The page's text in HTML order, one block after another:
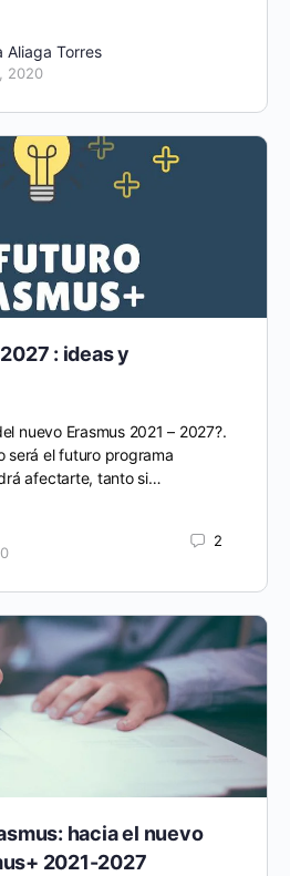
Aliaga Torres
2020
: ideas y
nuevo Erasmus 2021 – 2027?.
será el futuro programa
afectarte, tanto si…
2
hacia el nuevo
2021-2027